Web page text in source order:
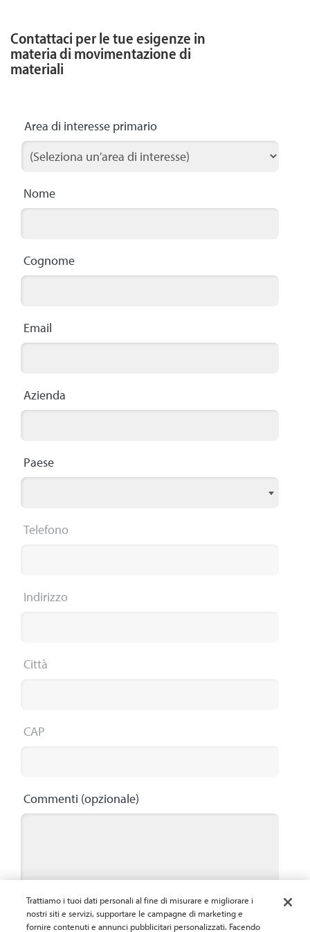
Contattaci per le tue esigenze in
materia di movimentazione di
materiali
Area di interesse primario
Nome
Cognome
Email
Azienda
Paese
Telefono
Indirizzo
Città
CAP
Commenti (opzionale)
Maximum 2000 characters 0 / 2000
Trattiamo i tuoi dati personali al fine di misurare e migliorare i
nostri siti e servizi, supportare le campagne di marketing e
fornire contenuti e annunci pubblicitari personalizzati. Facendo